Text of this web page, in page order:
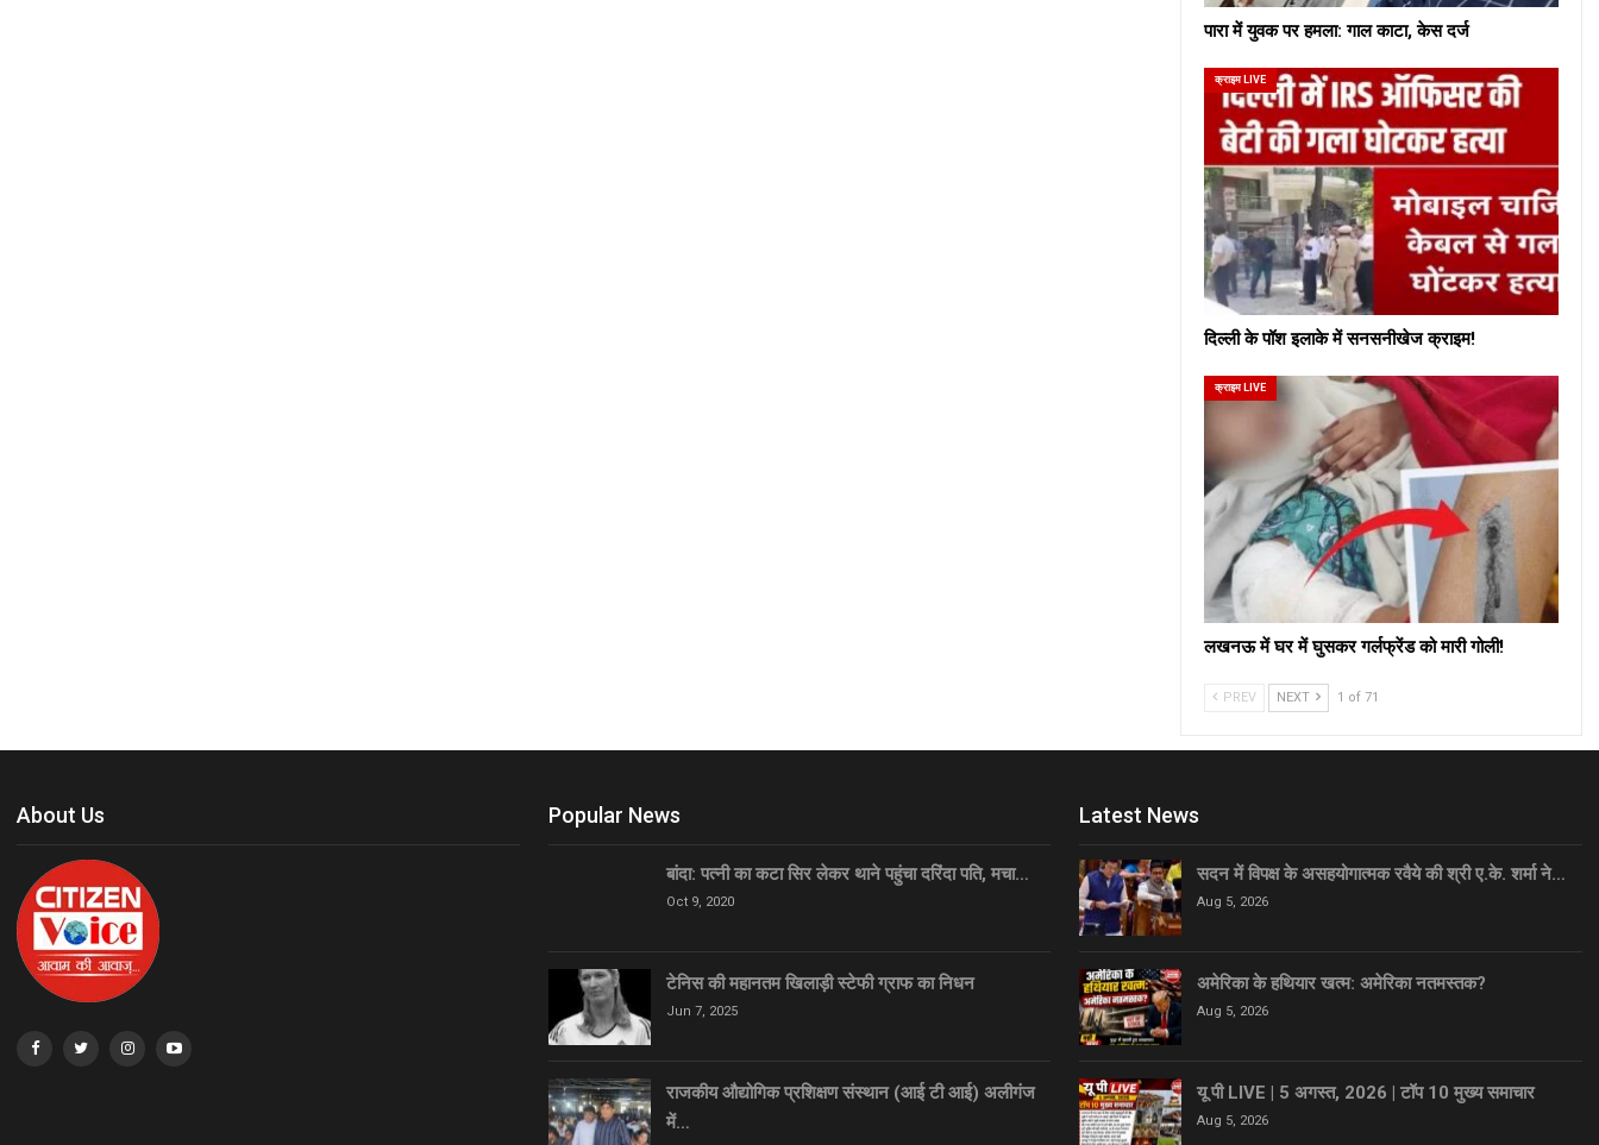
पारा में युवक पर हमला: गाल काटा, केस दर्ज
क्राइम LIVE
दिल्ली के पॉश इलाके में सनसनीखेज क्राइम!
क्राइम LIVE
लखनऊ में घर में घुसकर गर्लफ्रेंड को मारी गोली!
PREV NEXT 1 of 71
About Us Popular News
बांदा: पत्नी का कटा सिर लेकर थाने पहुंचा दरिंदा पति, मचा…
Oct 9, 2020
टेनिस की महानतम खिलाड़ी स्टेफी ग्राफ का निधन
Jun 7, 2025
राजकीय औद्योगिक प्रशिक्षण संस्थान (आई टी आई) अलीगंज
में…
Latest News
सदन में विपक्ष के असहयोगात्मक रवैये की श्री ए.के. शर्मा ने…
Aug 5, 2026
अमेरिका के हथियार खत्म: अमेरिका नतमस्तक?
Aug 5, 2026
यू पी LIVE | 5 अगस्त, 2026 | टॉप 10 मुख्य समाचार
Aug 5, 2026